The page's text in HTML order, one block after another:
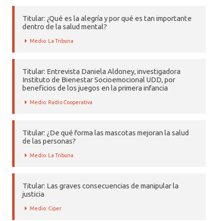
Titular: ¿Qué es la alegría y por qué es tan importante
dentro de la salud mental?
Medio: La Tribuna
Titular: Entrevista Daniela Aldoney, investigadora
Instituto de Bienestar Socioemocional UDD, por
beneficios de los juegos en la primera infancia
Medio: Radio Cooperativa
Titular: ¿De qué forma las mascotas mejoran la salud
de las personas?
Medio: La Tribuna
Titular: Las graves consecuencias de manipular la
justicia
Medio: Ciper